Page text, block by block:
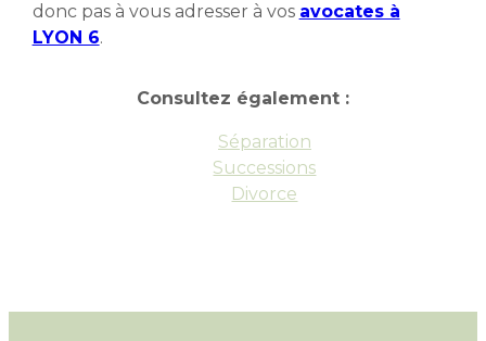
donc pas à vous adresser à vos avocates à
LYON 6.
Consultez également :
Séparation
Successions
Divorce